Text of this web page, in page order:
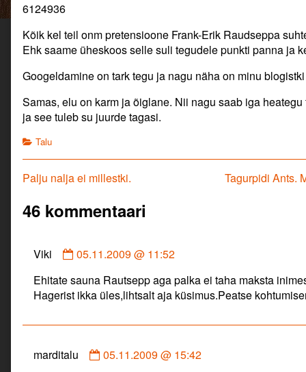
6124936
Kõik kel teil onm pretensioone Frank-Erik Raudseppa
Ehk saame üheskoos selle suli tegudele punkti panna ja
Googeldamine on tark tegu ja nagu näha on minu
Samas, elu on karm ja õiglane. Nii nagu saab iga
ja see tuleb su juurde tagasi.
Categories
Talu
Navigeerimine
Previous
Palju nalja ei millestki.
Next
Tagurpidi Ants.
46 kommentaari
Viki
Comment
Viki
published
05.11.2009 @ 11:52
Ehitate sauna Rautsepp aga palka ei taha maksta
Hagerist ikka üles,lihtsalt aja küsimus.Peatse
marditalu
Comment
05.11.2009 @ 15:42